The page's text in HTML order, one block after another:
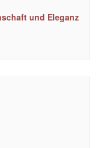
und Eleganz